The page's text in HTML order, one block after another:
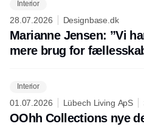
Interior
28.07.2026 Designbase.dk
Marianne Jensen: ”Vi
mere brug for
Interior
01.07.2026 Lübech Living ApS
OOhh Collections nye